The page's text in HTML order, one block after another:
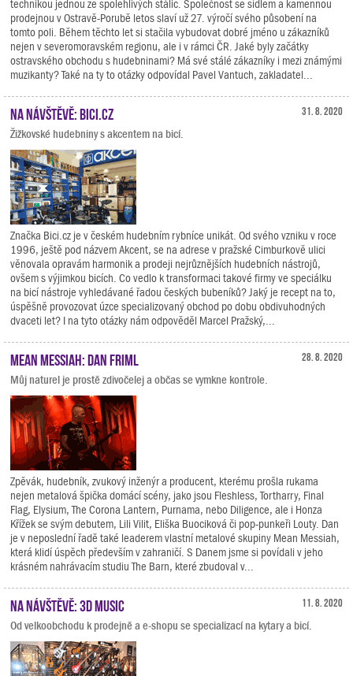
technikou jednou ze spolehlivých stálic. Společnost se sídlem a kamennou
prodejnou v Ostravě-Porubě letos slaví už 27. výročí svého působení na
tomto poli. Během těchto let si stačila vybudovat dobré jméno u zákazníků
nejen v severomoravském regionu, ale i v rámci ČR. Jaké byly začátky
ostravského obchodu s hudebninami? Má své stálé zákazníky i mezi známými
muzikanty? Také na ty to otázky odpovídal Pavel Vantuch, zakladatel...
31. 8. 2020
Na návštěvě: Bici.cz
Žižkovské hudebniny s akcentem na bicí.
Značka Bici.cz je v českém hudebním rybníce unikát. Od svého vzniku v roce
1996, ještě pod názvem Akcent, se na adrese v pražské Cimburkově ulici
věnovala opravám harmonik a prodeji nejrůznějších hudebních nástrojů,
ovšem s výjimkou bicích. Co vedlo k transformaci takové firmy ve speciálku
na bicí nástroje vyhledávané řadou českých bubeníků? Jaký je recept na to,
úspěšně provozovat úzce specializovaný obchod po dobu obdivuhodných
dvaceti let? I na tyto otázky nám odpověděl Marcel Pražský,...
28. 8. 2020
Mean Messiah: Dan Friml
Můj naturel je prostě zdivočelej a občas se vymkne kontrole.
Zpěvák, hudebník, zvukový inženýr a producent, kterému prošla rukama
nejen metalová špička domácí scény, jako jsou Fleshless, Tortharry, Final
Flag, Elysium, The Corona Lantern, Purnama, nebo Diligence, ale i Honza
Křížek se svým debutem, Lili Vilit, Eliška Buociková či pop-punkeři Louty. Dan
je v neposlední řadě také leaderem vlastní metalové skupiny Mean Messiah,
která klidí úspěch především v zahraničí. S Danem jsme si povídali v jeho
krásném nahrávacím studiu The Barn, které zbudoval v...
11. 8. 2020
Na návštěvě: 3D Music
Od velkoobchodu k prodejně a e-shopu se specializací na kytary a bicí.